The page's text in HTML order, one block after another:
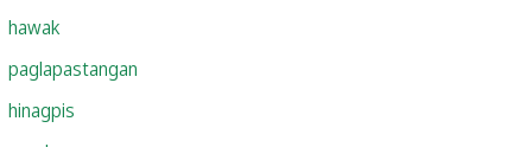
hawak
paglapastangan
hinagpis